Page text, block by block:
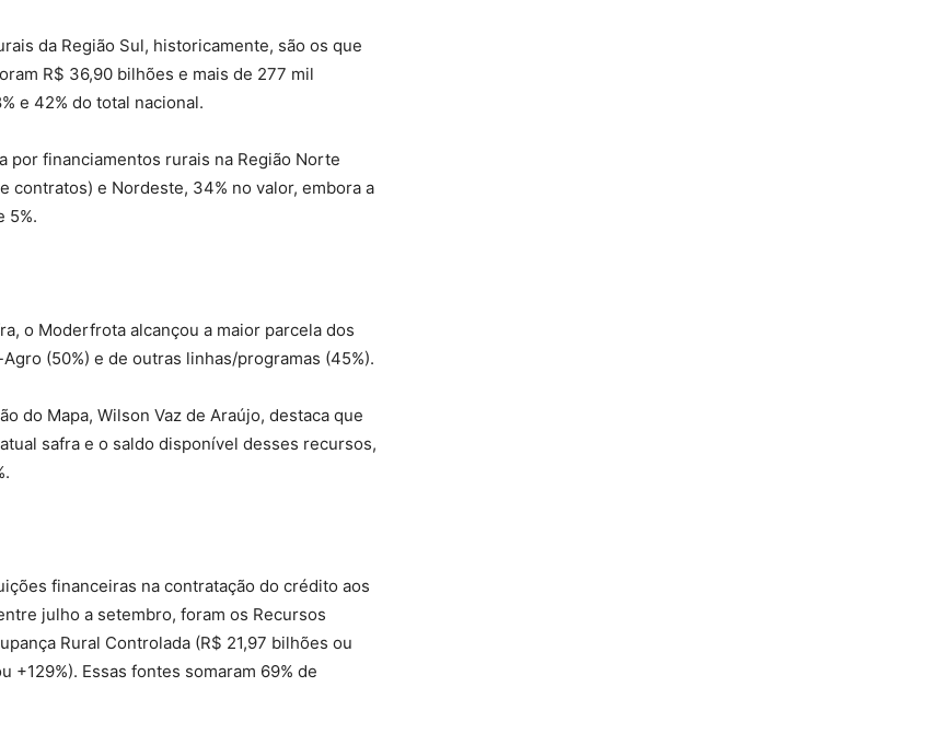
da Região Sul, historicamente, são os que
R$ 36,90 bilhões e mais de 277 mil
e 42% do total nacional.
por financiamentos rurais na Região Norte
contratos) e Nordeste, 34% no valor, embora a
5%.
o Moderfrota alcançou a maior parcela dos
(50%) e de outras linhas/programas (45%).
do Mapa, Wilson Vaz de Araújo, destaca que
safra e o saldo disponível desses recursos,
financeiras na contratação do crédito aos
julho a setembro, foram os Recursos
Rural Controlada (R$ 21,97 bilhões ou
+129%). Essas fontes somaram 69% de